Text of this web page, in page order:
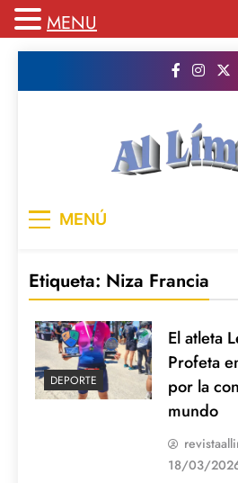
publicamos todo
MENÚ
Etiqueta: Niza Francia
DEPORTE
El atleta
Profeta
por la
mundo
18/03/
MENU